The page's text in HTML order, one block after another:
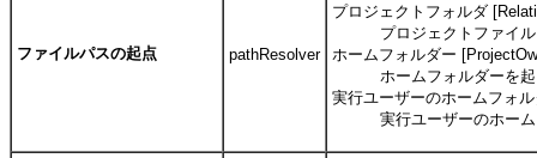
ファイルパスの起点 pathResolver
プロジェクトフォルダ
プロジェクトファイ
ホームフォルダー
ホームフォルダーを
実行ユーザーのホームフォ
実行ユーザーのホー